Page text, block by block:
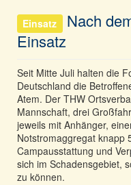
Einsatz
Nach
Einsatz
Seit Mitte Juli halten die
Deutschland die
Atem. Der THW
Mannschaft, drei
jeweils mit Anhänger,
Notstromaggregat knapp
Campausstattung und
sich im Schadensgebiet,
zu können.